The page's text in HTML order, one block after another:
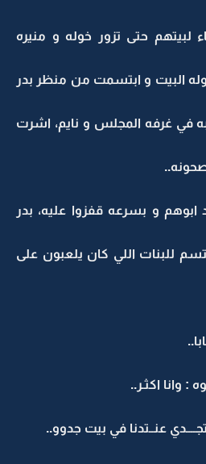
حتى تزور خوله و منيره
البيت و ابتسمت من منظر بدر
في غرفه المجلس و نايم، اشرت
و بسرعه قفزوا عليه، بدر
للبنات اللي كان يلعبون على
وانا اكثـر..
عنــتدنا في بيت جدوو..